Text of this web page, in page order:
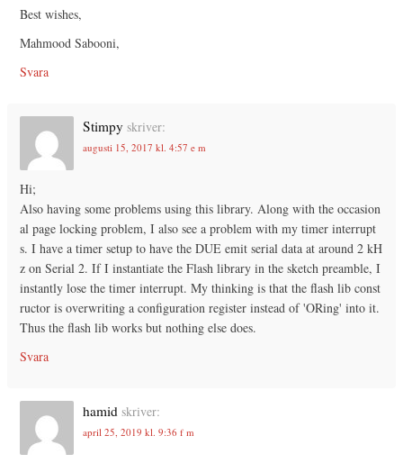
Best wishes,
Mahmood Sabooni,
Svara
Stimpy skriver:
augusti 15, 2017 kl. 4:57 e m
Hi;
Also having some problems using this library. Along with the occasion
al page locking problem, I also see a problem with my timer interrupt
s. I have a timer setup to have the DUE emit serial data at around 2 kH
z on Serial 2. If I instantiate the Flash library in the sketch preamble, I
instantly lose the timer interrupt. My thinking is that the flash lib const
ructor is overwriting a configuration register instead of 'ORing' into it.
Thus the flash lib works but nothing else does.
Svara
hamid skriver:
april 25, 2019 kl. 9:36 f m